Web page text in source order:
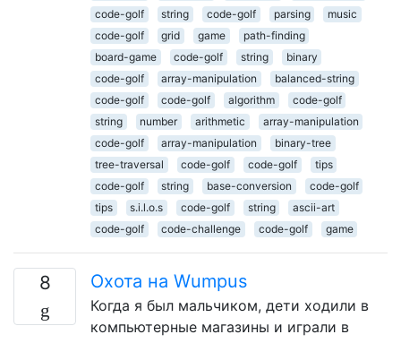
code-golf
string code-golf parsing
music
code-golf
grid game
path-finding
board-game
code-golf string
binary
code-golf
array-manipulation
balanced-string
code-golf
code-golf algorithm
code-golf
string
number arithmetic
array-manipulation
code-golf
array-manipulation
binary-tree
tree-traversal
code-golf code-golf
tips
code-golf
string base-conversion
code-golf
tips
s.i.l.o.s code-golf string
ascii-art
code-golf
code-challenge code-golf game
8 Охота на Wumpus
Когда я был мальчиком, дети ходили в
компьютерные магазины и играли в